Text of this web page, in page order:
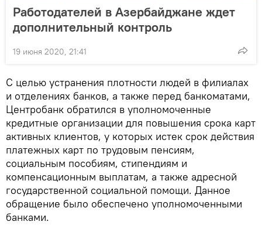
Работодателей в Азербайджане ждет
дополнительный контроль
19 июня 2020, 21:41
С целью устранения плотности людей в филиалах
и отделениях банков, а также перед банкоматами,
Центробанк обратился в уполномоченные
кредитные организации для повышения срока карт
активных клиентов, у которых истек срок действия
платежных карт по трудовым пенсиям,
социальным пособиям, стипендиям и
компенсационным выплатам, а также адресной
государственной социальной помощи. Данное
обращение было обеспечено уполномоченными
банками.